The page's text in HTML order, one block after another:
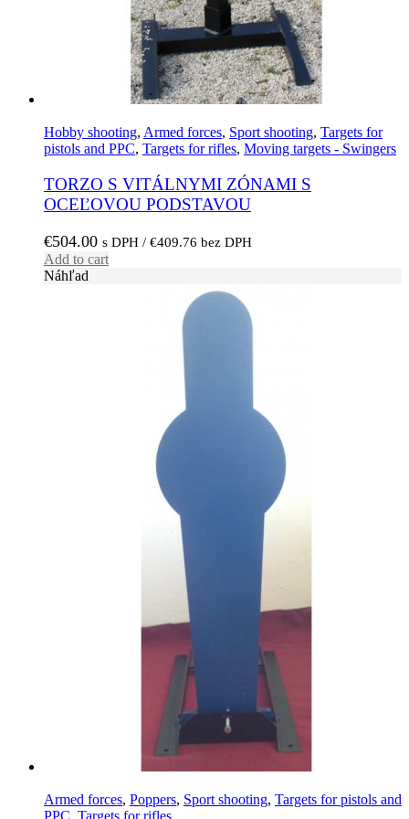
Hobby shooting, Armed forces, Sport shooting, Targets for
pistols and PPC, Targets for rifles, Moving targets - Swingers
TORZO S VITÁLNYMI ZÓNAMI S
OCEĽOVOU PODSTAVOU
€504.00 s DPH / €409.76 bez DPH
Add to cart
Náhľad
Armed forces, Poppers, Sport shooting, Targets for pistols and
PPC Targets for rifles